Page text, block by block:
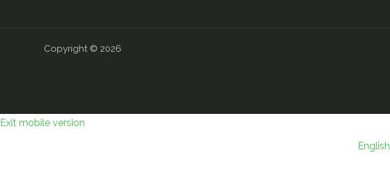
Copyright © 2026
Exit mobile version
English